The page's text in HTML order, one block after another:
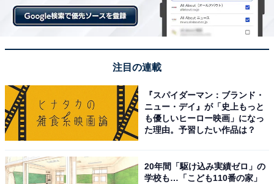
注目の連載
『スパイダーマン：ブランド・
ニュー・デイ』が「史上もっと
も優しいヒーロー映画」になっ
た理由。予習したい作品は？
20年間「駆け込み実績ゼロ」の
学校も…「こども110番の家」